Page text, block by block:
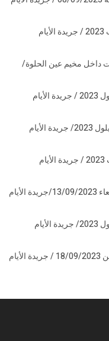
أسرار الصحف اللبنانية ليوم الأربعاء 23 آب 2023 / جريدة الأيام
داخل مخيم عين الحلوة/
أسرار الصحف اللبنانية ليوم السبت 09 أيلول 2023 / جريدة الأيام
أسرار الصحف اللبنانية ليوم الخميس 14 أيلول 2023/ جريدة الأيام
أسرار الصحف اللبنانية ليوم الجمعة 25 آب 2023 / جريدة الأيام
أسرار الصحف اللبنانية الصادرة اليوم الأربعاء 13/09/2023/جريدة الأيام
أسرار الصحف اللبنانية ليوم السبت 02 أيلول 2023/ جريدة الأيام
أسرار الصحف اللبنانية الصادرة اليوم الاثنين 18/09/2023 / جريدة الأيام